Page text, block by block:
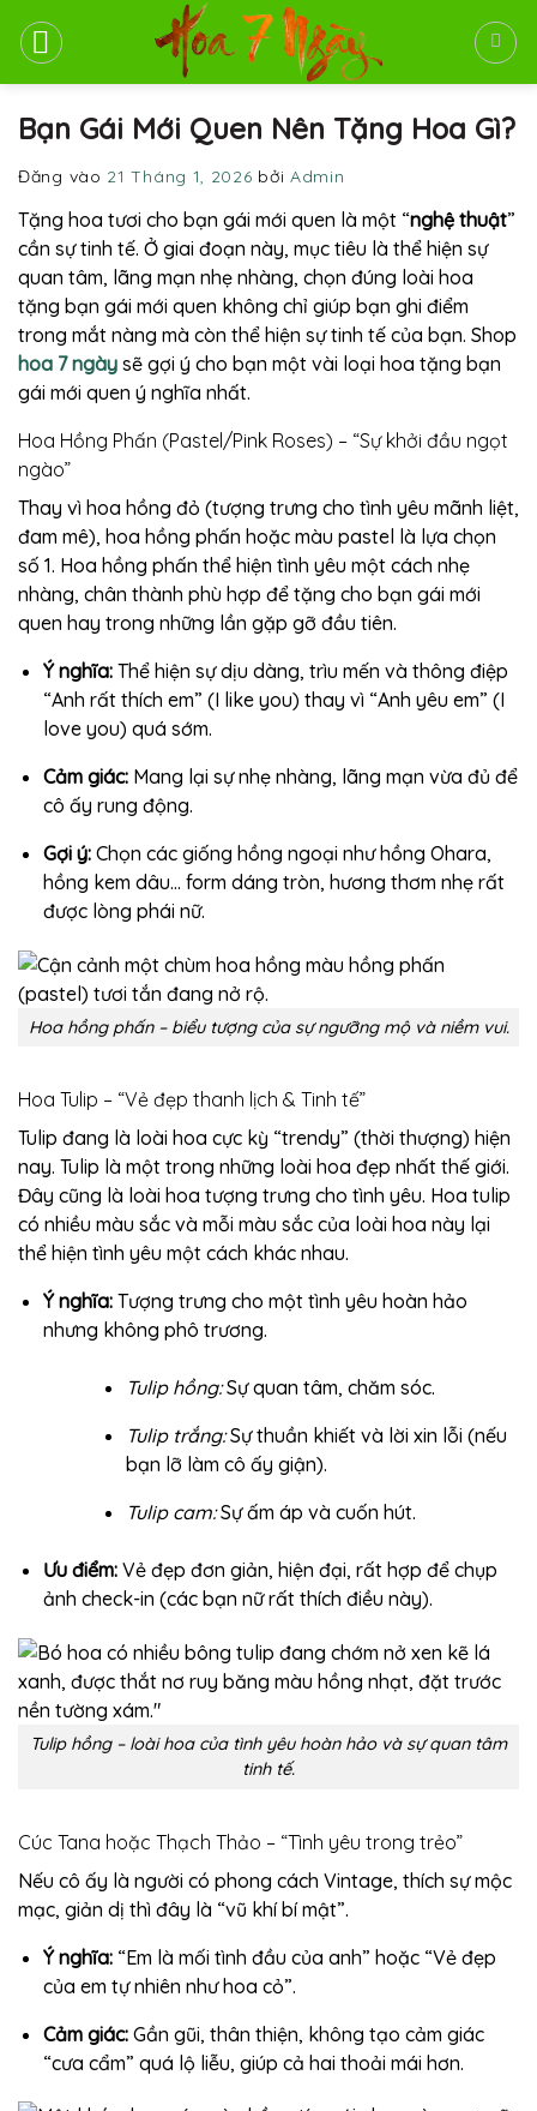
qua
Bạn Gái Mới Quen Nên Tặng Hoa Gì?
Đăng vào 21 Tháng 1, 2026 bởiAdmin
Tặng hoa tươi cho bạn gái mới quen là một “nghệ thuật”
cần sự tinh tế. Ở giai đoạn này, mục tiêu là thể hiện sự
quan tâm, lãng mạn nhẹ nhàng, chọn đúng loài hoa
tặng bạn gái mới quen không chỉ giúp bạn ghi điểm
trong mắt nàng mà còn thể hiện sự tinh tế của bạn. Shop
hoa 7 ngày sẽ gợi ý cho bạn một vài loại hoa tặng bạn
gái mới quen ý nghĩa nhất.
Hoa Hồng Phấn (Pastel/Pink Roses) – “Sự khởi đầu ngọt
ngào”
Thay vì hoa hồng đỏ (tượng trưng cho tình yêu mãnh liệt,
đam mê), hoa hồng phấn hoặc màu pastel là lựa chọn
số 1. Hoa hồng phấn thể hiện tình yêu một cách nhẹ
nhàng, chân thành phù hợp để tặng cho bạn gái mới
quen hay trong những lần gặp gỡ đầu tiên.
Ý nghĩa:Thể hiện sự dịu dàng, trìu mến và thông điệp
“Anh rất thích em” (I like you) thay vì “Anh yêu em” (I
love you) quá sớm.
Cảm giác:Mang lại sự nhẹ nhàng, lãng mạn vừa đủ để
cô ấy rung động.
Gợi ý:Chọn các giống hồng ngoại như hồng Ohara,
hồng kem dâu… form dáng tròn, hương thơm nhẹ rất
được lòng phái nữ.
Hoa hồng phấn – biểu tượng của sự ngưỡng mộ và niềm vui.
Hoa Tulip – “Vẻ đẹp thanh lịch & Tinh tế”
Tulip đang là loài hoa cực kỳ “trendy” (thời thượng) hiện
nay. Tulip là một trong những loài hoa đẹp nhất thế giới.
Đây cũng là loài hoa tượng trưng cho tình yêu. Hoa tulip
có nhiều màu sắc và mỗi màu sắc của loài hoa này lại
thể hiện tình yêu một cách khác nhau.
Ý nghĩa:Tượng trưng cho một tình yêu hoàn hảo
nhưng không phô trương.
Tulip hồng:Sự quan tâm, chăm sóc.
Tulip trắng:Sự thuần khiết và lời xin lỗi (nếu
bạn lỡ làm cô ấy giận).
Tulip cam:Sự ấm áp và cuốn hút.
Ưu điểm:Vẻ đẹp đơn giản, hiện đại, rất hợp để chụp
ảnh check-in (các bạn nữ rất thích điều này).
Tulip hồng – loài hoa của tình yêu hoàn hảo và sự quan tâm
tinh tế.
Cúc Tana hoặc Thạch Thảo – “Tình yêu trong trẻo”
Nếu cô ấy là người có phong cách Vintage, thích sự mộc
mạc, giản dị thì đây là “vũ khí bí mật”.
Ý nghĩa:“Em là mối tình đầu của anh” hoặc “Vẻ đẹp
của em tự nhiên như hoa cỏ”.
Cảm giác:Gần gũi, thân thiện, không tạo cảm giác
“cưa cẩm” quá lộ liễu, giúp cả hai thoải mái hơn.